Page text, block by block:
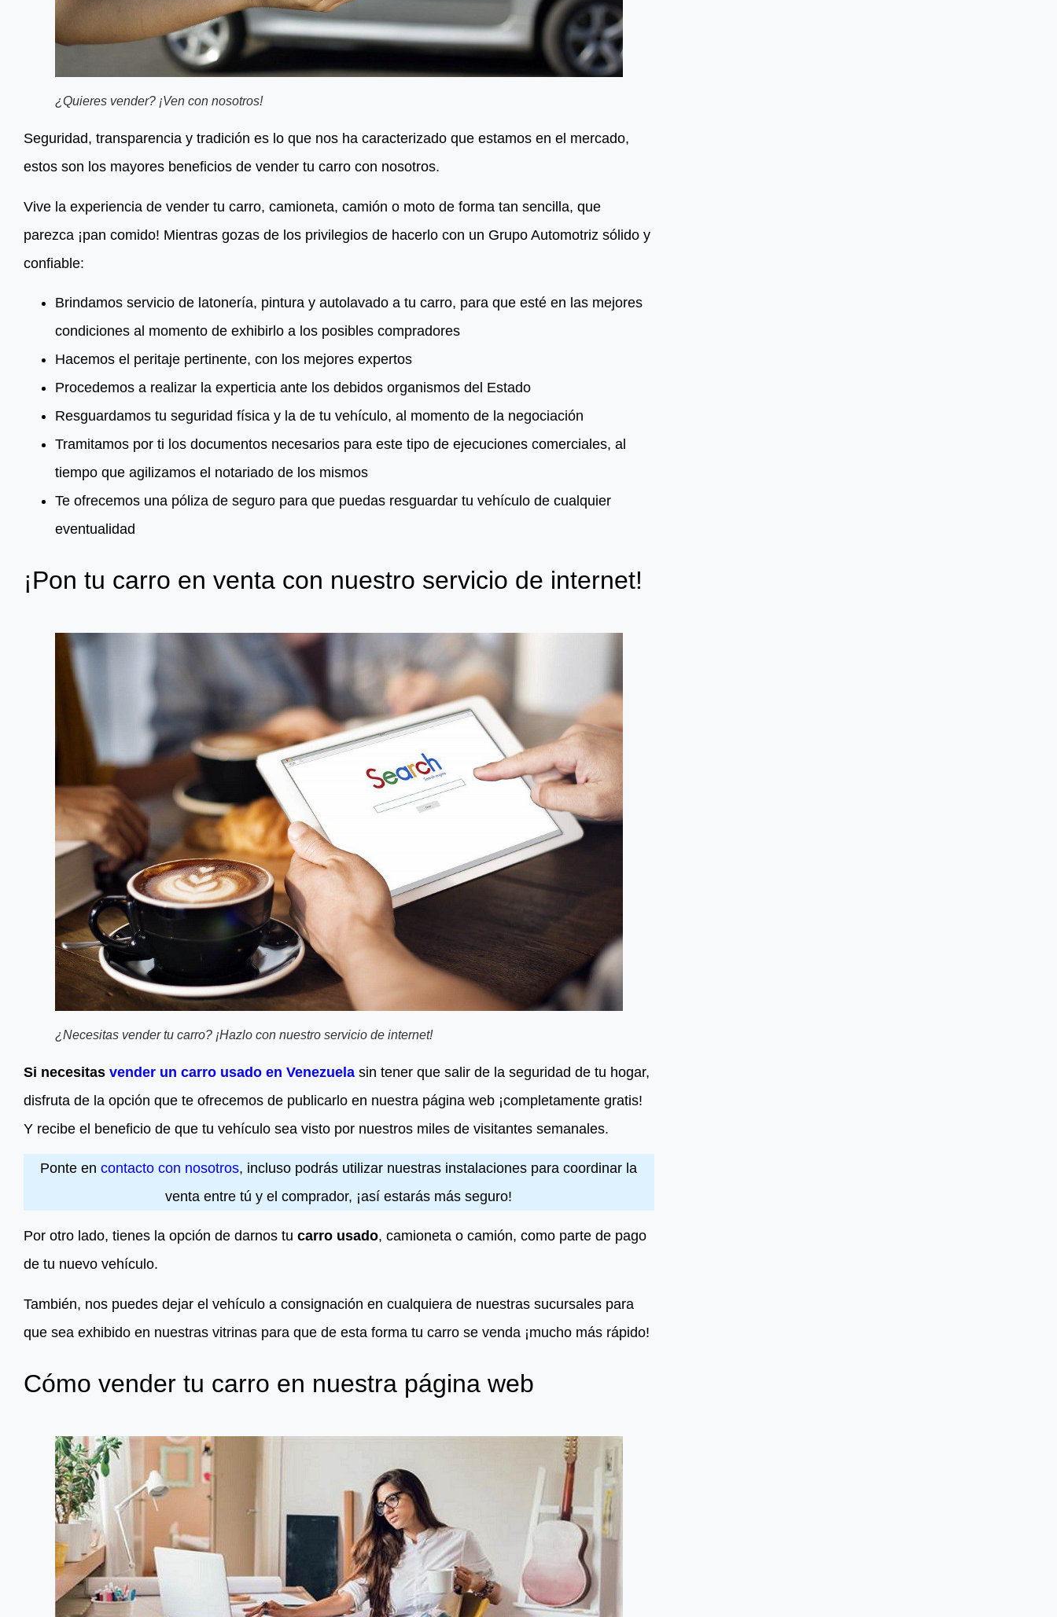
¿Quieres vender? ¡Ven con nosotros!
Seguridad, transparencia y tradición es lo que nos ha caracterizado que estamos en el mercado,
estos son los mayores beneficios de vender tu carro con nosotros.
Vive la experiencia de vender tu carro, camioneta, camión o moto de forma tan sencilla, que
parezca ¡pan comido! Mientras gozas de los privilegios de hacerlo con un Grupo Automotriz sólido y
confiable:
Brindamos servicio de latonería, pintura y autolavado a tu carro, para que esté en las mejores
condiciones al momento de exhibirlo a los posibles compradores
Hacemos el peritaje pertinente, con los mejores expertos
Procedemos a realizar la experticia ante los debidos organismos del Estado
Resguardamos tu seguridad física y la de tu vehículo, al momento de la negociación
Tramitamos por ti los documentos necesarios para este tipo de ejecuciones comerciales, al
tiempo que agilizamos el notariado de los mismos
Te ofrecemos una póliza de seguro para que puedas resguardar tu vehículo de cualquier
eventualidad
¡Pon tu carro en venta con nuestro servicio de internet!
¿Necesitas vender tu carro? ¡Hazlo con nuestro servicio de internet!
Si necesitas vender un carro usado en Venezuela sin tener que salir de la seguridad de tu hogar,
disfruta de la opción que te ofrecemos de publicarlo en nuestra página web ¡completamente gratis!
Y recibe el beneficio de que tu vehículo sea visto por nuestros miles de visitantes semanales.
Ponte encontacto con nosotros, incluso podrás utilizar nuestras instalaciones para coordinar la
venta entre tú y el comprador, ¡así estarás más seguro!
Por otro lado, tienes la opción de darnos tu carro usado, camioneta o camión, como parte de pago
de tu nuevo vehículo.
También, nos puedes dejar el vehículo a consignación en cualquiera de nuestras sucursales para
que sea exhibido en nuestras vitrinas para que de esta forma tu carro se venda ¡mucho más rápido!
Cómo vender tu carro en nuestra página web